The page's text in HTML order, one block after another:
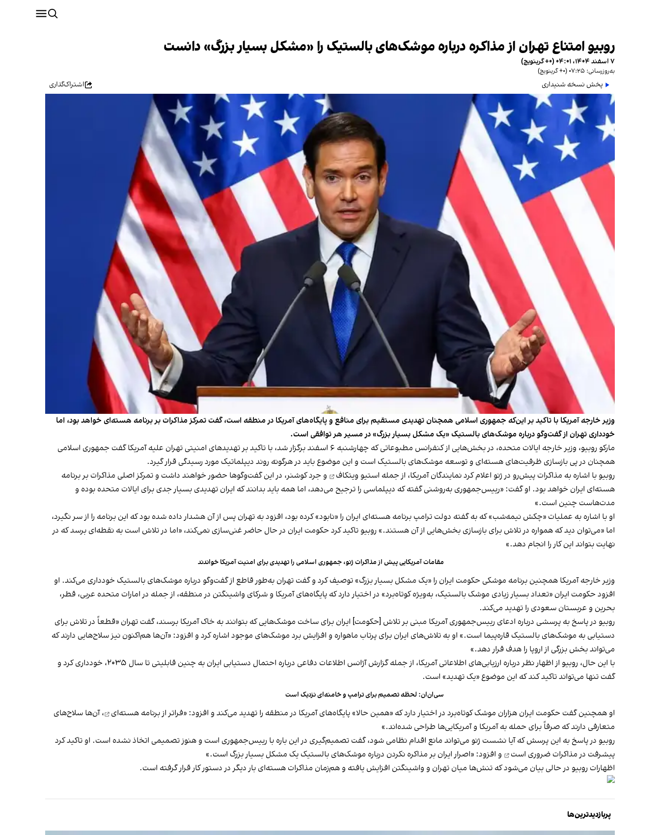
روبیو امتناع تهران از مذاکره درباره موشک‌های بالستیک را «مشکل بسیار بزرگ» دانست
۷ اسفند ۱۴۰۴، ۰۴:۰۱ (‎+۰ گرینویچ)
به‌روزرسانی: ۰۷:۲۵ (‎+۰ گرینویچ)
پخش نسخه شنیداری اشتراک‌گذاری
وزیر خارجه آمریکا با تاکید بر این‌که جمهوری اسلامی همچنان تهدیدی مستقیم برای منافع و پایگاه‌های آمریکا در منطقه است، گفت تمرکز مذاکرات بر برنامه هسته‌ای خواهد بود، اما
خودداری تهران از گفت‌وگو درباره موشک‌های بالستیک «یک مشکل بسیار بزرگ» در مسیر هر توافقی است.
مارکو روبیو، وزیر خارجه ایالات متحده، در بخش‌هایی از کنفرانس مطبوعاتی که چهارشنبه ۶ اسفند برگزار شد، با تاکید بر تهدیدهای امنیتی تهران علیه آمریکا گفت جمهوری اسلامی
همچنان در پی بازسازی ظرفیت‌های هسته‌ای و توسعه موشک‌های بالستیک است و این موضوع باید در هرگونه روند دیپلماتیک مورد رسیدگی قرار گیرد.
روبیو با اشاره به مذاکرات پیش‌رو در ژنو اعلام کرد نمایندگان آمریکا، از جمله استیو ویتکاف
و جرد کوشنر، در این گفت‌وگوها حضور خواهند داشت و تمرکز اصلی مذاکرات بر برنامه
هسته‌ای ایران خواهد بود. او گفت: «رییس‌جمهوری به‌روشنی گفته که دیپلماسی را ترجیح می‌دهد، اما همه باید بدانند که ایران تهدیدی بسیار جدی برای ایالات متحده بوده و
مدت‌هاست چنین است.»
او با اشاره به عملیات «چکش نیمه‌شب» که به گفته دولت ترامپ برنامه هسته‌ای ایران را «نابود» کرده بود، افزود به تهران پس از آن هشدار داده شده بود که این برنامه را از سر نگیرد،
اما «می‌توان دید که همواره در تلاش برای بازسازی بخش‌هایی از آن هستند.» روبیو تاکید کرد حکومت ایران در حال حاضر غنی‌سازی نمی‌کند، «اما در تلاش است به نقطه‌ای برسد که در
نهایت بتواند این کار را انجام دهد.»
مقامات آمریکایی پیش از مذاکرات ژنو، جمهوری اسلامی را تهدیدی برای امنیت آمریکا خواندند
وزیر خارجه آمریکا همچنین برنامه موشکی حکومت ایران را «یک مشکل بسیار بزرگ» توصیف کرد و گفت تهران به‌طور قاطع از گفت‌وگو درباره موشک‌های بالستیک خودداری می‌کند. او
افزود حکومت ایران «تعداد بسیار زیادی موشک بالستیک، به‌ویژه کوتاه‌برد» در اختیار دارد که پایگاه‌های آمریکا و شرکای واشینگتن در منطقه، از جمله در امارات متحده عربی، قطر،
بحرین و عربستان سعودی را تهدید می‌کند.
روبیو در پاسخ به پرسشی درباره ادعای رییس‌جمهوری آمریکا مبنی بر تلاش [حکومت] ایران برای ساخت موشک‌هایی که بتوانند به خاک آمریکا برسند، گفت تهران «قطعاً در تلاش برای
دستیابی به موشک‌های بالستیک قاره‌پیما است.» او به تلاش‌های ایران برای پرتاب ماهواره و افزایش برد موشک‌های موجود اشاره کرد و افزود: «آن‌ها هم‌اکنون نیز سلاح‌هایی دارند که
می‌تواند بخش بزرگی از اروپا را هدف قرار دهد.»
با این حال، روبیو از اظهار نظر درباره ارزیابی‌های اطلاعاتی آمریکا، از جمله گزارش آژانس اطلاعات دفاعی درباره احتمال دستیابی ایران به چنین قابلیتی تا سال ۲۰۳۵، خودداری کرد و
گفت تنها می‌تواند تاکید کند که این موضوع «یک تهدید» است.
سی‌ان‌ان: لحظه تصمیم برای ترامپ و خامنه‌ای نزدیک است
او همچنین گفت حکومت ایران هزاران موشک کوتاه‌برد در اختیار دارد که «همین حالا» پایگاه‌های آمریکا در منطقه را تهدید می‌کند و افزود: «فراتر ازبرنامه هسته‌ای
، آن‌ها سلاح‌های
متعارفی دارند که صرفاً برای حمله به آمریکا و آمریکایی‌ها طراحی شده‌اند.»
روبیو در پاسخ به این پرسش که آیا نشست ژنو می‌تواند مانع اقدام نظامی شود، گفت تصمیم‌گیری در این باره با رییس‌جمهوری است و هنوز تصمیمی اتخاذ نشده است. او تاکید کرد
پیشرفت در مذاکرات ضروری است
و افزود: «اصرار ایران بر مذاکره نکردن درباره موشک‌های بالستیک یک مشکل بسیار بزرگ است.»
اظهارات روبیو در حالی بیان می‌شود که تنش‌ها میان تهران و واشینگتن افزایش یافته و هم‌زمان مذاکرات هسته‌ای بار دیگر در دستور کار قرار گرفته است.
پربازدیدترین‌ها